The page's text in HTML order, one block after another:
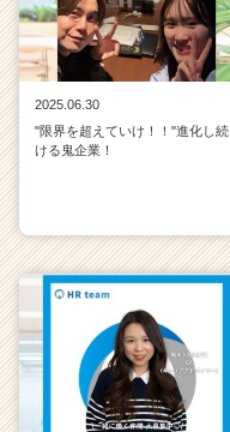
2025.06.30
"限界を超えていけ！！"進化し続
ける鬼企業！